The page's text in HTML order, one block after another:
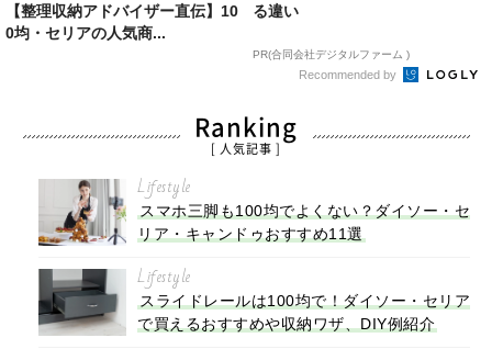
【整理収納アドバイザー直伝】10
0均・セリアの人気商...
る違い
PR(合同会社デジタルファーム )
Recommended by
Ranking
[ 人気記事 ]
Lifestyle
スマホ三脚も100均でよくない？ダイソー・セ
リア・キャンドゥおすすめ11選
Lifestyle
スライドレールは100均で！ダイソー・セリア
で買えるおすすめや収納ワザ、DIY例紹介